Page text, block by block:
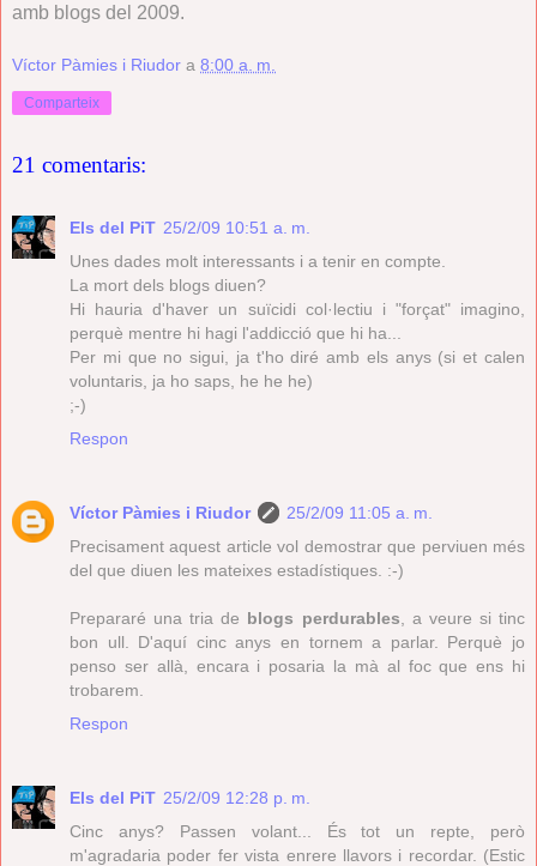
amb blogs del 2009.
Víctor Pàmies i Riudor a 8:00 a. m.
Comparteix
21 comentaris:
Els del PiT 25/2/09 10:51 a. m.
Unes dades molt interessants i a tenir en compte.
La mort dels blogs diuen?
Hi hauria d'haver un suïcidi col·lectiu i "forçat" imagino,
perquè mentre hi hagi l'addicció que hi ha...
Per mi que no sigui, ja t'ho diré amb els anys (si et calen
voluntaris, ja ho saps, he he he)
;-)
Respon
Víctor Pàmies i Riudor
25/2/09 11:05 a. m.
Precisament aquest article vol demostrar que perviuen més
del que diuen les mateixes estadístiques. :-)
Prepararé una tria de blogs perdurables , a veure si tinc
bon ull. D'aquí cinc anys en tornem a parlar. Perquè jo
penso ser allà, encara i posaria la mà al foc que ens hi
trobarem.
Respon
Els del PiT 25/2/09 12:28 p. m.
Cinc anys? Passen volant... És tot un repte, però
m'agradaria poder fer vista enrere llavors i recordar. (Estic